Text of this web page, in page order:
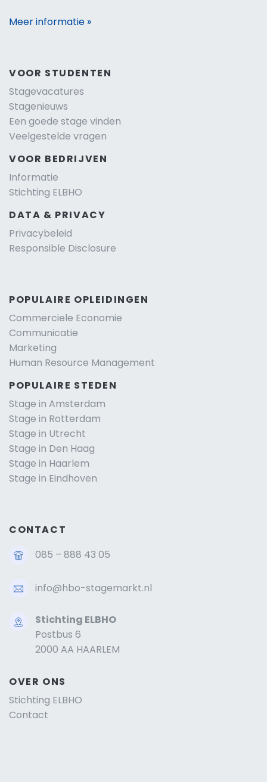
Meer informatie »
VOOR STUDENTEN
Stagevacatures
Stagenieuws
Een goede stage vinden
Veelgestelde vragen
VOOR BEDRIJVEN
Informatie
Stichting ELBHO
DATA & PRIVACY
Privacybeleid
Responsible Disclosure
POPULAIRE OPLEIDINGEN
Commerciele Economie
Communicatie
Marketing
Human Resource Management
POPULAIRE STEDEN
Stage in Amsterdam
Stage in Rotterdam
Stage in Utrecht
Stage in Den Haag
Stage in Haarlem
Stage in Eindhoven
CONTACT
085 – 888 43 05
info@hbo-stagemarkt.nl
Stichting ELBHO
Postbus 6
2000 AA HAARLEM
OVER ONS
Stichting ELBHO
Contact